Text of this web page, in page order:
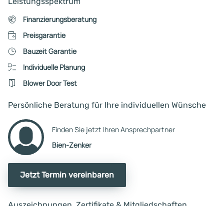
Finanzierungsberatung
Preisgarantie
Bauzeit Garantie
Individuelle Planung
Blower Door Test
Persönliche Beratung für Ihre individuellen Wünsche
Finden Sie jetzt Ihren Ansprechpartner
Bien-Zenker
Jetzt Termin vereinbaren